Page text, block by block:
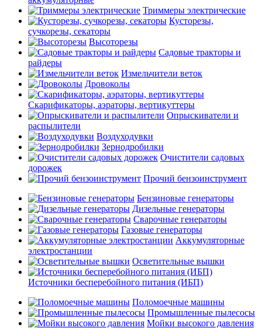
Триммеры электрические
Кусторезы,
сучкорезы, секаторы
Высоторезы
Садовые тракторы и
райдеры
Измельчители веток
Дровоколы
Скарификаторы, аэраторы, вертикуттеры
Опрыскиватели и
распылители
Воздуходувки
Зернодробилки
Очистители садовых
дорожек
Прочий бензоинструмент
Бензиновые генераторы
Дизельные генераторы
Сварочные генераторы
Газовые генераторы
Аккумуляторные
электростанции
Осветительные вышки
Источники бесперебойного питания (ИБП)
Поломоечные машины
Промышленные пылесосы
Мойки высокого давления